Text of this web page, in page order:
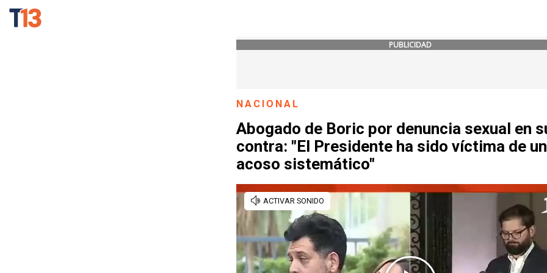
PUBLICIDAD
NACIONAL
Abogado de Boric por denuncia sexual en
contra: "El Presidente ha sido víctima de un
acoso sistemático"